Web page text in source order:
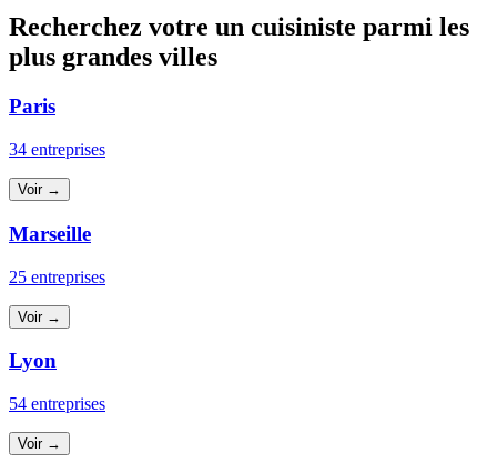
Recherchez votre un cuisiniste parmi les
plus grandes villes
Paris
34 entreprises
Voir →
Marseille
25 entreprises
Voir →
Lyon
54 entreprises
Voir →